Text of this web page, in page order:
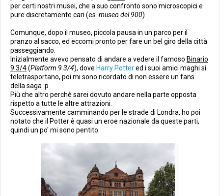
per certi nostri musei, che a suo confronto sono microscopici e
pure discretamente cari (es. museo del 900).
Comunque, dopo il museo, piccola pausa in un parco per il
pranzo al sacco, ed eccomi pronto per fare un bel giro della città
passeggiando.
Inizialmente avevo pensato di andare a vedere il famoso Binario
9 3/4(Platform 9 3/4), dove Harry Pottered i suoi amici maghi si
teletrasportano, poi mi sono ricordato di non essere un fans
della saga :p
Più che altro perchè sarei dovuto andare nella parte opposta
rispetto a tutte le altre attrazioni.
Successivamente camminando per le strade di Londra, ho poi
notato che il Potter è quasi un eroe nazionale da queste parti,
quindi un po' mi sono pentito.